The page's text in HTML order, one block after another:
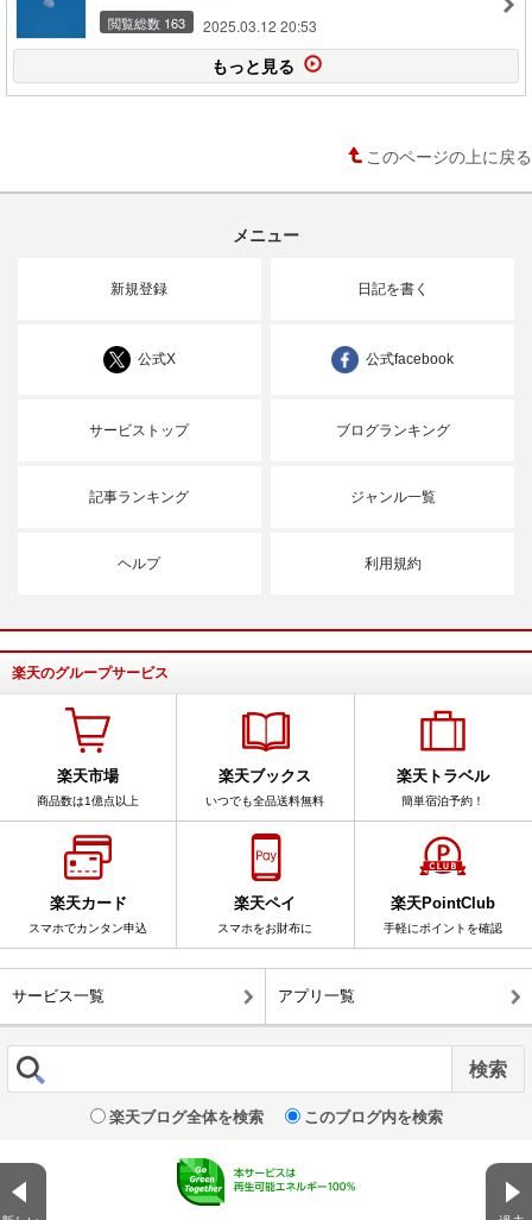
閲覧総数 163 2025.03.12 20:53
もっと見る
このページの上に戻る
メニュー
新規登録 日記を書く
公式X 公式facebook
サービストップ ブログランキング
記事ランキング ジャンル一覧
ヘルプ 利用規約
楽天のグループサービス
楽天市場
商品数は1億点以上
楽天ブックス
いつでも全品送料無料
楽天トラベル
簡単宿泊予約！
楽天カード
スマホでカンタン申込
楽天ペイ
スマホをお財布に
楽天PointClub
手軽にポイントを確認
サービス一覧 アプリ一覧
楽天ブログ全体を検索 このブログ内を検索